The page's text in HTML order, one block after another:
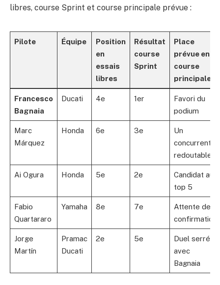
libres, course Sprint et course principale prévue :
Pilote Équipe
Position
en
essais
libres
Résultat
course
Sprint
Place
prévue en
course
principale
Francesco
Bagnaia
Ducati 4e 1er
Favori du
podium
Marc
Márquez
Honda 6e 3e
Un
concurrent
redoutable
Ai Ogura Honda 5e 2e
Candidat au
top 5
Fabio
Quartararo
Yamaha 8e 7e
Attente de
confirmation
Jorge
Martín
Pramac
Ducati
2e 5e
Duel serré
avec
Bagnaia